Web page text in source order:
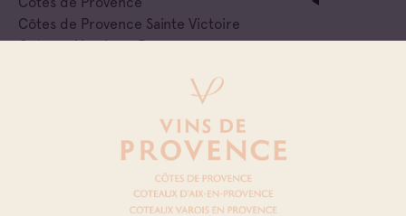
Côtes de Provence Sainte Victoire
Coteaux Varois en Provence
Côtes de Provence
Côtes de Provence Sainte Victoire
Coteaux d'Aix-en-Provence